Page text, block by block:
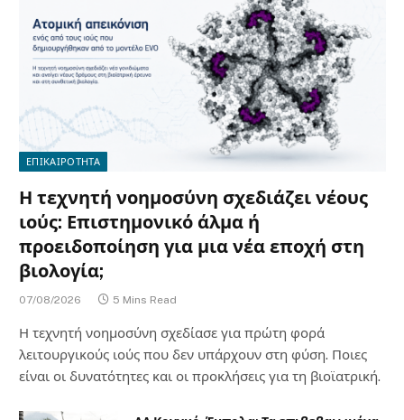
ΕΠΙΚΑΙΡΟΤΗΤΑ
Η τεχνητή νοημοσύνη σχεδιάζει νέους
ιούς: Επιστημονικό άλμα ή
προειδοποίηση για μια νέα εποχή στη
βιολογία;
07/08/2026 5 Mins Read
Η τεχνητή νοημοσύνη σχεδίασε για πρώτη φορά
λειτουργικούς ιούς που δεν υπάρχουν στη φύση. Ποιες
είναι οι δυνατότητες και οι προκλήσεις για τη βιοϊατρική.